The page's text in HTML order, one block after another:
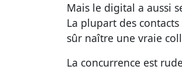
Mais le digital a aussi
La plupart des
sûr naître une vraie
La concurrence est